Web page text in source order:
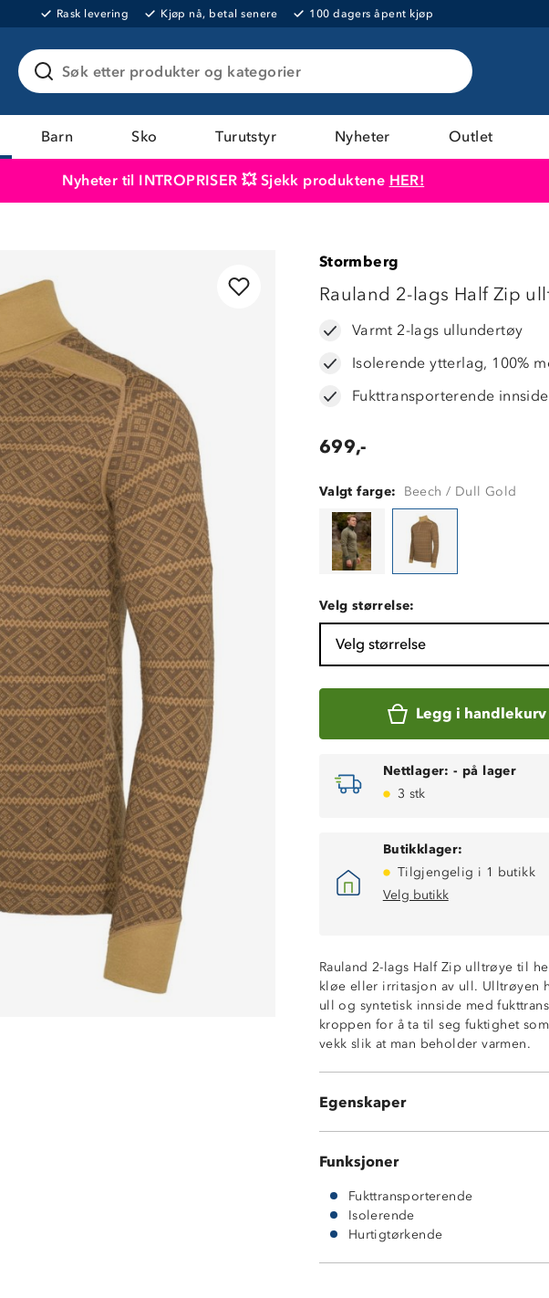
Rask levering Kjøp nå, betal senere 100 dagers åpent kjøp
Søk etter produkter og kategorier
Barn Sko Turutstyr Nyheter Outlet
Nyheter til INTROPRISER 💥 Sjekk produktene HER!
Stormberg
Rauland 2-lags Half Zip
Varmt 2-lags ullundertøy
Isolerende ytterlag, 100%
Fukttransporterende
699,-
Valgt farge: Beech / Dull Gold
Velg størrelse:
Velg størrelse
Legg i handlekurv
Nettlager: - på lager
3 stk
Butikklager:
Tilgjengelig i 1 butikk
Velg butikk
Rauland 2-lags Half Zip ulltrøye til
kløe eller irritasjon av ull. Ulltrøyen
ull og syntetisk innside med
kroppen for å ta til seg fuktighet
vekk slik at man beholder varmen.
Egenskaper
Varmt 2-lags ullundertøy
Isolerende ytterlag, 100%
Fukttransporterende innside,
Hurtigtørkende
MerinoPoly 2L™
Litt nupping etter bruk kan
Funksjoner
Fukttransporterende
Isolerende
Hurtigtørkende